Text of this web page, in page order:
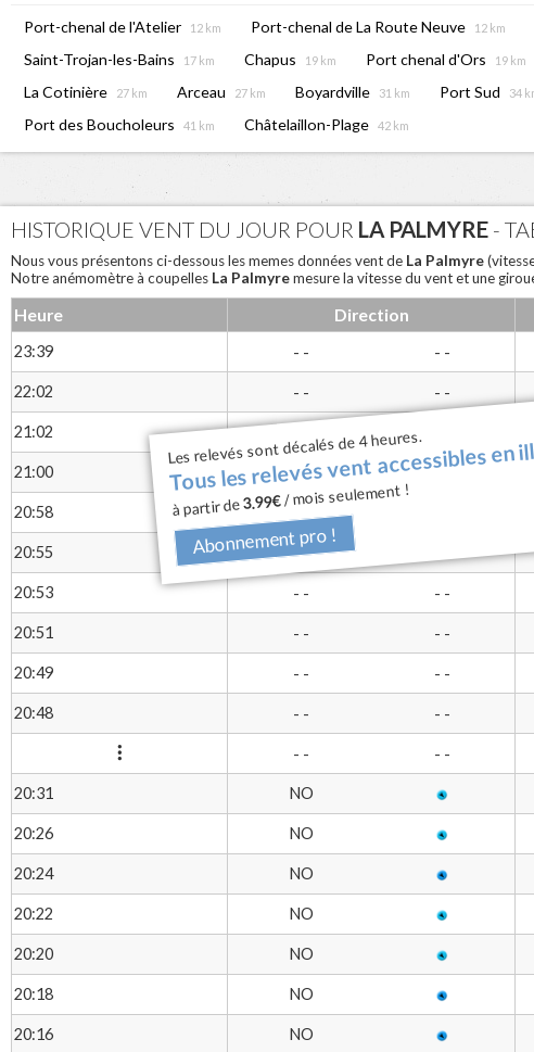
Port-chenal de l'Atelier
12 km Port-chenal de La Route Neuve 12 km
Saint-Trojan-les-Bains 17 km Chapus 19 km Port chenal d'Ors 19 km
La Cotinière 27 km Arceau 27 km Boyardville 31 km Port Sud 34
Port des Boucholeurs 41 km Châtelaillon-Plage 42 km
HISTORIQUE VENT DU JOUR POUR LA PALMYRE -
Nous vous présentons ci-dessous les memes données vent de La Palmyre
Notre anémomètre à coupelles La Palmyremesure la vitesse du vent et une
Les relevés sont décalés de 4 heures.
Tous les relevés vent accessibles
à partir de3.99€ / mois seulement !
Abonnement pro !
Heure Direction
23:39 - - - -
22:02 - - - -
21:02
21:00 - - - -
20:58
20:55 - -
20:53 - - - -
20:51 - - - -
20:49 - - - -
20:48 - - - -
- - - -
20:31 NO
20:26 NO
20:24 NO
20:22 NO
20:20 NO
20:18 NO
20:16 NO